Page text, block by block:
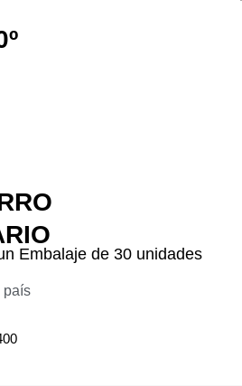
Embalaje de 30 unidades
país